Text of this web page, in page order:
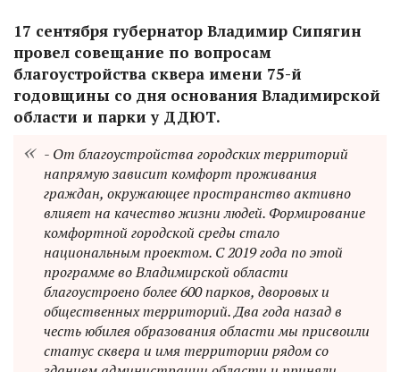
17 сентября губернатор Владимир Сипягин
провел совещание по вопросам
благоустройства сквера имени 75-й
годовщины со дня основания Владимирской
области и парки у ДДЮТ.
- От благоустройства городских территорий
напрямую зависит комфорт проживания
граждан, окружающее пространство активно
влияет на качество жизни людей. Формирование
комфортной городской среды стало
национальным проектом. С 2019 года по этой
программе во Владимирской области
благоустроено более 600 парков, дворовых и
общественных территорий. Два года назад в
честь юбилея образования области мы присвоили
статус сквера и имя территории рядом со